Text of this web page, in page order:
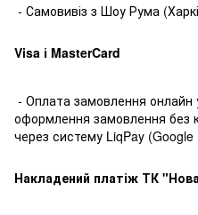
- Самовивіз з Шоу Рума
Visa і MasterCard
- Оплата замовлення онлайн
оформлення замовлення без
через систему LiqPay (Google
Накладений платіж ТК